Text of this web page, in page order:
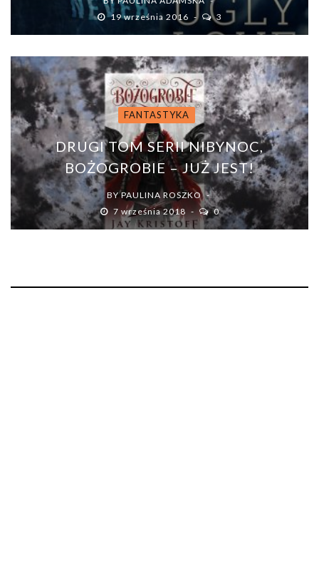
19 września 2016
3
FANTASTYKA
DRUGI TOM SERII NIBYNOC,
BOŻOGROBIE – JUŻ JEST!
BYPAULINA ROSZKO
7 września 2018
0